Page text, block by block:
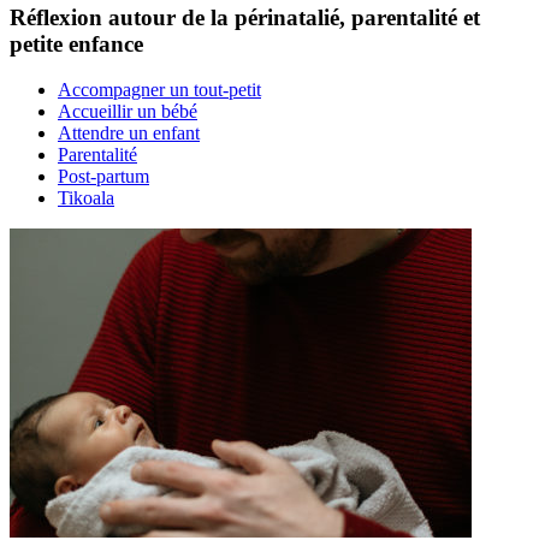
Réflexion autour de la périnatalié, parentalité et
petite enfance
Accompagner un tout-petit
Accueillir un bébé
Attendre un enfant
Parentalité
Post-partum
Tikoala